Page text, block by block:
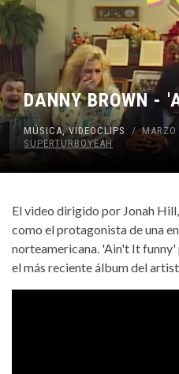
DANNY BROWN -
MÚSICA ,VIDEOCLIPS
SUPERTURBOYEAH
El video dirigido por Jonah
como el protagonista de una
norteamericana. 'Ain't It funny'
el más reciente álbum del